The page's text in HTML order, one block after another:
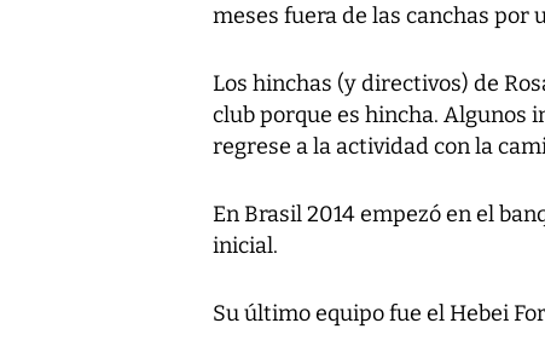
meses fuera de las canchas por
Los hinchas (y directivos) de
club porque es hincha. Algunos
regrese a la actividad con la
En Brasil 2014 empezó en el
inicial.
Su último equipo fue el Hebei